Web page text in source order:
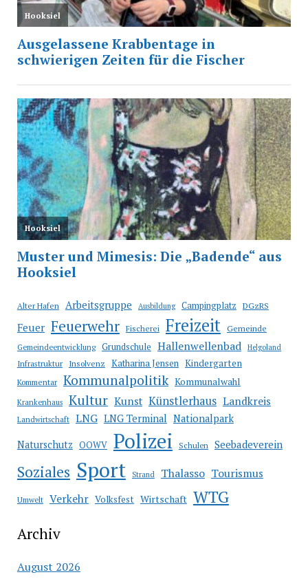
Alter Hafen Arbeitsgruppe Ausbildung Campingplatz DGzRS
Feuer Feuerwehr Fischerei Freizeit Gemeinde
Gemeindeentwicklung Grundschule Hallenwellenbad Helgoland
Infrastruktur Insolvenz Katharina Jensen Kindergarten
Kommentar Kommunalpolitik Kommunalwahl
Krankenhaus Kultur Kunst Künstlerhaus Landkreis
Landwirtschaft LNG LNG Terminal Nationalpark
Naturschutz OOWV Polizei Schulen Seebadeverein
Soziales Sport Strand Thalasso Tourismus
Umwelt Verkehr Volksfest Wirtschaft WTG
Archiv
August 2026